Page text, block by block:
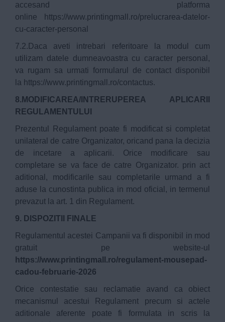
accesand platforma
online
https://www.printingmall.ro/prelucrarea-datelor-
cu-caracter-personal
7.2.Daca aveti intrebari referitoare la modul cum
utilizam datele dumneavoastra cu caracter personal,
va rugam sa urmati formularul de contact disponibil
la https://www.printingmall.ro/contactus.
8.MODIFICAREA/INTRERUPEREA APLICARII
REGULAMENTULUI
Prezentul Regulament poate fi modificat si completat
unilateral de catre Organizator, oricand pana la decizia
de incetare a aplicarii. Orice modificare sau
completare se va face de catre Organizator. prin act
aditional, modificarile sau completarile urmand a fi
aduse la cunostinta publica in mod oficial, in termenul
prevazut la art. 1 din Regulament.
9. DISPOZITII FINALE
Regulamentul acestei Campanii va fi disponibil in mod
gratuit pe website-ul
https://www.printingmall.ro/regulament-mousepad-
cadou-februarie-2026
Orice contestatie sau reclamatie avand ca obiect
mecanismul acestui Regulament precum si actele
aditionale aferente poate fi formulata in scris la